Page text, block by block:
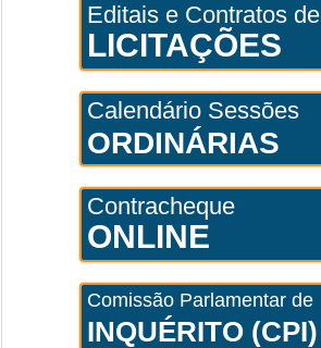
Editais e Contratos de
LICITAÇÕES
Calendário Sessões
ORDINÁRIAS
Contracheque
ONLINE
Comissão Parlamentar de
INQUÉRITO (CPI)